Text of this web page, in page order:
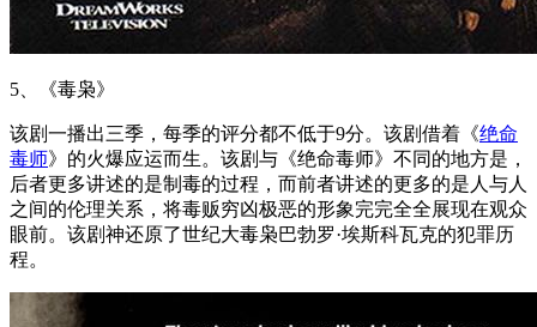
5、《毒枭》
该剧一播出三季，每季的评分都不低于9分。该剧借着《绝命
毒师》的火爆应运而生。该剧与《绝命毒师》不同的地方是，
后者更多讲述的是制毒的过程，而前者讲述的更多的是人与人
之间的伦理关系，将毒贩穷凶极恶的形象完完全全展现在观众
眼前。该剧神还原了世纪大毒枭巴勃罗·埃斯科瓦克的犯罪历
程。